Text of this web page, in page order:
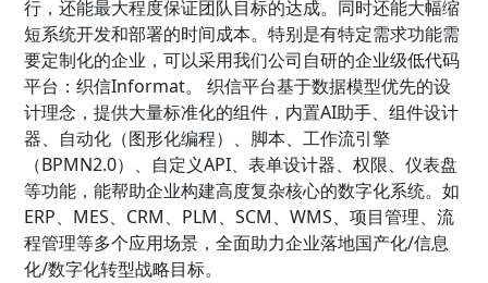
行，还能最大程度保证团队目标的达成。同时还能大幅缩
短系统开发和部署的时间成本。特别是有特定需求功能需
要定制化的企业，可以采用我们公司自研的企业级低代码
平台：织信Informat。 织信平台基于数据模型优先的设
计理念，提供大量标准化的组件，内置AI助手、组件设计
器、自动化（图形化编程）、脚本、工作流引擎
（BPMN2.0）、自定义API、表单设计器、权限、仪表盘
等功能，能帮助企业构建高度复杂核心的数字化系统。如
ERP、MES、CRM、PLM、SCM、WMS、项目管理、流
程管理等多个应用场景，全面助力企业落地国产化/信息
化/数字化转型战略目标。